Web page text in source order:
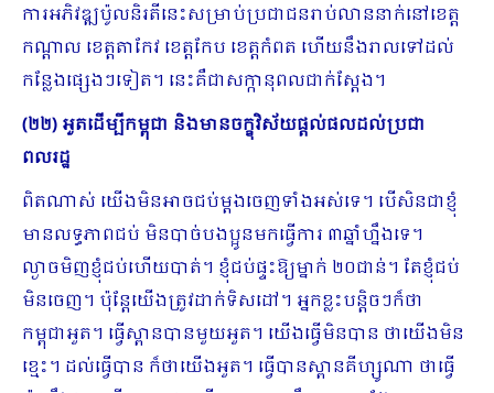
ការអភិវឌ្ឍប៉ូលនិរតីនេះសម្រាប់ប្រជាជនរាប់លាននាក់នៅខេត្ត
កណ្តាល ខេត្តតាកែវ ខេត្តកែប ខេត្តកំពត ហើយនឹងរាលទៅដល់
កន្លែងផ្សេងៗទៀត។ នេះគឺជាសក្កានុពលជាក់ស្តែង។
(២២) អួតដើម្បីកម្ពុជា និងមានចក្ខុវិស័យផ្តល់ផលដល់ប្រជា
ពលរដ្ឋ
ពិតណាស់ យើងមិនអាចជប់ម្តងចេញទាំងអស់ទេ។ បើសិនជាខ្ញុំ
មានលទ្ធភាពជប់ មិនបាច់បងប្អូនមកធ្វើការ ៣ឆ្នាំហ្នឹងទេ។
ល្ងាចមិញខ្ញុំជប់ហើយបាត់។ ខ្ញុំជប់ផ្ទះឱ្យម្នាក់ ២០ជាន់។ តែខ្ញុំជប់
មិនចេញ។ ប៉ុន្តែយើងត្រូវដាក់ទិសដៅ។ អ្នកខ្លះបន្តិចៗក៏ថា
កម្ពុជាអួត។ ធ្វើស្ពានបានមួយអួត។ យើងធ្វើមិនបាន ថាយើងមិន
ខ្មេះ។ ដល់ធ្វើបាន ក៏ថាយើងអួត។ ធ្វើបានស្ពានគីហ្សូណា ថាធ្វើ